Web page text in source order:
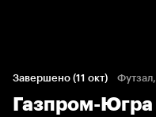
Завершено (11 окт)
Газпром-